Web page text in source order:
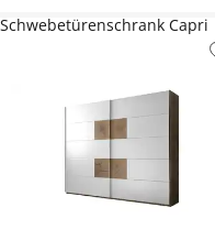
Schwebetürenschrank Capri